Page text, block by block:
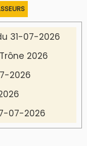
31-07-2026
2026
2026
07-2026